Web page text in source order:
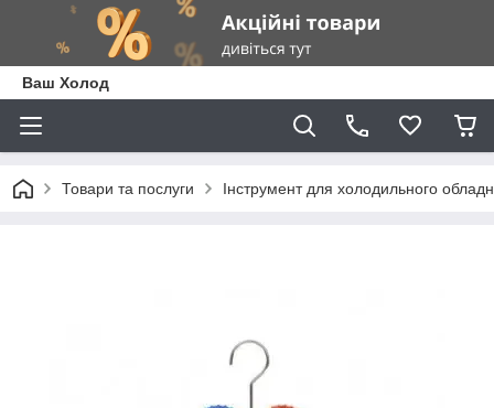
Ваш Холод
Товари та послуги Інструмент для холодильного